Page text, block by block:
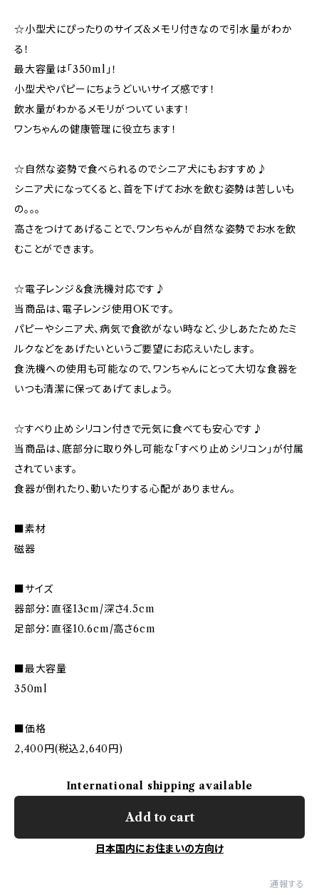
☆小型犬にぴったりのサイズ&メモリ付きなので引水量がわか
る！
最大容量は「350ml」！
小型犬やパピーにちょうどいいサイズ感です！
飲水量がわかるメモリがついています！
ワンちゃんの健康管理に役立ちます！
☆自然な姿勢で食べられるのでシニア犬にもおすすめ♪
シニア犬になってくると、首を下げてお水を飲む姿勢は苦しいも
の。。。
高さをつけてあげることで、ワンちゃんが自然な姿勢でお水を飲
むことができます。
☆電子レンジ＆食洗機対応です♪
当商品は、電子レンジ使用OKです。
パピーやシニア犬、病気で食欲がない時など、少しあたためたミ
ルクなどをあげたいというご要望にお応えいたします。
食洗機への使用も可能なので、ワンちゃんにとって大切な食器を
いつも清潔に保ってあげてましょう。
☆すべり止めシリコン付きで元気に食べても安心です♪
当商品は、底部分に取り外し可能な「すべり止めシリコン」が付属
されています。
食器が倒れたり、動いたりする心配がありません。
■素材
磁器
■サイズ
器部分：直径13cm/深さ4.5cm
足部分：直径10.6cm/高さ6cm
■最大容量
350ml
■価格
2,400円(税込2,640円)
International shipping available
Add to cart
日本国内にお住まいの方向け
通報する